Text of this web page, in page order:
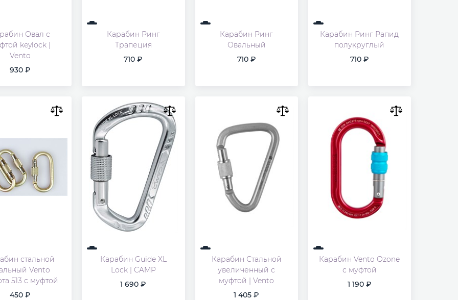
Овал с
keylock |
Vento
930
Карабин Ринг
Трапеция
710
Карабин Ринг
Овальный
710
Карабин Ринг Рапид
полукруглый
710
стальной
Vento
513 с муфтой
450
Карабин Guide XL
Lock | CAMP
1 690
Карабин Стальной
увеличенный с
муфтой | Vento
1 405
Карабин Vento Ozone
с муфтой
1 190